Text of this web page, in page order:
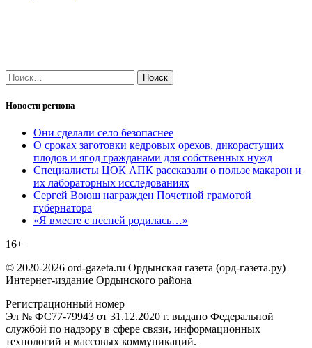
Найти:
Новости региона
Они сделали село безопаснее
О сроках заготовки кедровых орехов, дикорастущих
плодов и ягод гражданами для собственных нужд
Специалисты ЦОК АПК рассказали о пользе макарон и
их лабораторных исследованиях
Сергей Воюш награжден Почетной грамотой
губернатора
«Я вместе с песней родилась…»
16+
© 2020-2026 ord-gazeta.ru Ордынская газета (орд-газета.ру)
Интернет-издание Ордынского района
Регистрационный номер
Эл № ФС77-79943 от 31.12.2020 г. выдано Федеральной
службой по надзору в сфере связи, информационных
технологий и массовых коммуникаций.